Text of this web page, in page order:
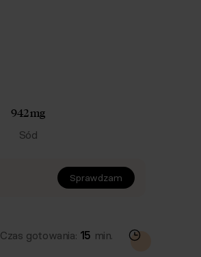
942 mg
Sód
Sprawdzam
Czas gotowania: 15 min.